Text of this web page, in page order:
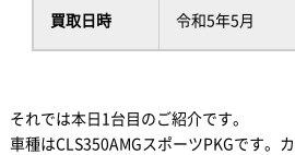
買取日時 令和5年5月
それでは本日1台目のご紹介です。
車種はCLS350AMGスポーツPKGです。